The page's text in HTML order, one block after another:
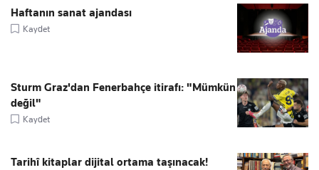
Haftanın sanat ajandası
Kaydet
Sturm Graz'dan Fenerbahçe itirafı: "Mümkün
değil"
Kaydet
Tarihî kitaplar dijital ortama taşınacak!